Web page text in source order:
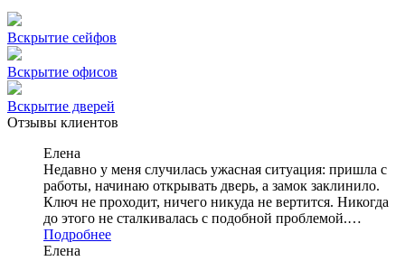
Вскрытие сейфов
Вскрытие офисов
Вскрытие дверей
Отзывы клиентов
Елена
Недавно у меня случилась ужасная ситуация: пришла с
работы, начинаю открывать дверь, а замок заклинило.
Ключ не проходит, ничего никуда не вертится. Никогда
до этого не сталкивалась с подобной проблемой.…
Подробнее
Елена